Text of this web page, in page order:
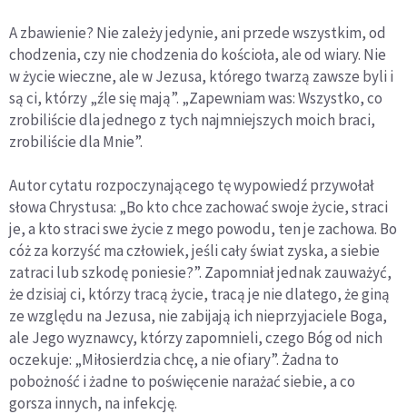
A zbawienie? Nie zależy jedynie, ani przede wszystkim, od
chodzenia, czy nie chodzenia do kościoła, ale od wiary. Nie
w życie wieczne, ale w Jezusa, którego twarzą zawsze byli i
są ci, którzy „źle się mają”. „Zapewniam was: Wszystko, co
zrobiliście dla jednego z tych najmniejszych moich braci,
zrobiliście dla Mnie”.
Autor cytatu rozpoczynającego tę wypowiedź przywołał
słowa Chrystusa: „Bo kto chce zachować swoje życie, straci
je, a kto straci swe życie z mego powodu, ten je zachowa. Bo
cóż za korzyść ma człowiek, jeśli cały świat zyska, a siebie
zatraci lub szkodę poniesie?”. Zapomniał jednak zauważyć,
że dzisiaj ci, którzy tracą życie, tracą je nie dlatego, że giną
ze względu na Jezusa, nie zabijają ich nieprzyjaciele Boga,
ale Jego wyznawcy, którzy zapomnieli, czego Bóg od nich
oczekuje: „Miłosierdzia chcę, a nie ofiary”. Żadna to
pobożność i żadne to poświęcenie narażać siebie, a co
gorsza innych, na infekcję.